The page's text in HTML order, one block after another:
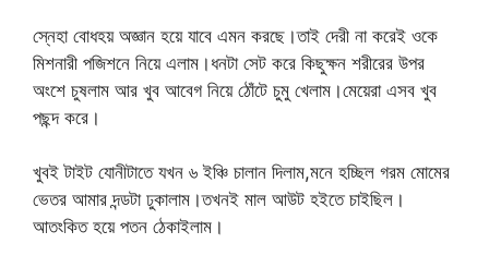
স্নেহা বোধহয় অজ্ঞান হয়ে যাবে এমন করছে।তাই দেরী না করেই ওকে
মিশনারী পজিশনে নিয়ে এলাম।ধনটা সেট করে কিছুক্ষন শরীরের উপর
অংশে চুষলাম আর খুব আবেগ নিয়ে ঠোঁটে চুমু খেলাম।মেয়েরা এসব খুব
পছন্দ করে।
খুবই টাইট যোনীটাতে যখন ৬ ইঞ্চি চালান দিলাম,মনে হচ্ছিল গরম মোমের
ভেতর আমার দন্ডটা ঢুকালাম।তখনই মাল আউট হইতে চাইছিল।
আতংকিত হয়ে পতন ঠেকাইলাম।